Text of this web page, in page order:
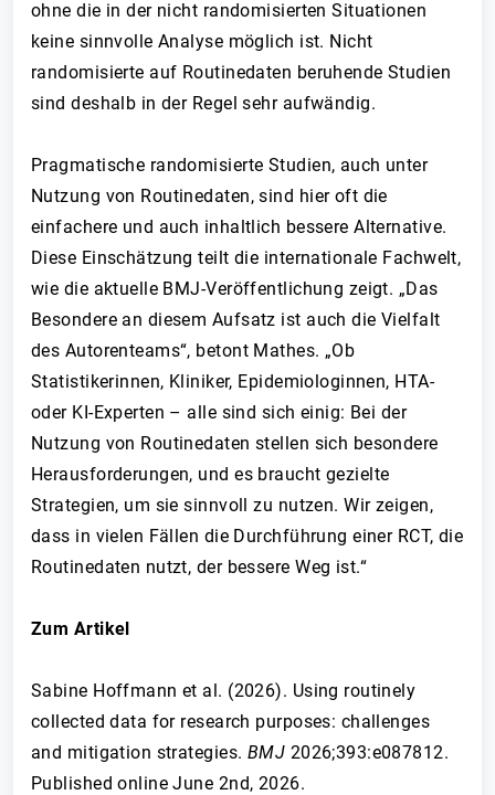
ohne die in der nicht randomisierten Situationen
keine sinnvolle Analyse möglich ist. Nicht
randomisierte auf Routinedaten beruhende Studien
sind deshalb in der Regel sehr aufwändig.
Pragmatische randomisierte Studien, auch unter
Nutzung von Routinedaten, sind hier oft die
einfachere und auch inhaltlich bessere Alternative.
Diese Einschätzung teilt die internationale Fachwelt,
wie die aktuelle BMJ-Veröffentlichung zeigt. „Das
Besondere an diesem Aufsatz ist auch die Vielfalt
des Autorenteams“, betont Mathes. „Ob
Statistikerinnen, Kliniker, Epidemiologinnen, HTA-
oder KI-Experten – alle sind sich einig: Bei der
Nutzung von Routinedaten stellen sich besondere
Herausforderungen, und es braucht gezielte
Strategien, um sie sinnvoll zu nutzen. Wir zeigen,
dass in vielen Fällen die Durchführung einer RCT, die
Routinedaten nutzt, der bessere Weg ist.“
Zum Artikel
Sabine Hoffmann et al. (2026). Using routinely
collected data for research purposes: challenges
and mitigation strategies. BMJ 2026;393:e087812.
Published online June 2nd, 2026.